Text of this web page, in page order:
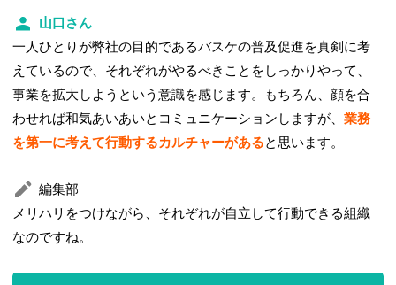
山口さん
一人ひとりが弊社の目的であるバスケの普及促進を真剣に考
えているので、それぞれがやるべきことをしっかりやって、
事業を拡大しようという意識を感じます。もちろん、顔を合
わせれば和気あいあいとコミュニケーションしますが、業務
を第一に考えて行動するカルチャーがあると思います。
編集部
メリハリをつけながら、それぞれが自立して行動できる組織
なのですね。